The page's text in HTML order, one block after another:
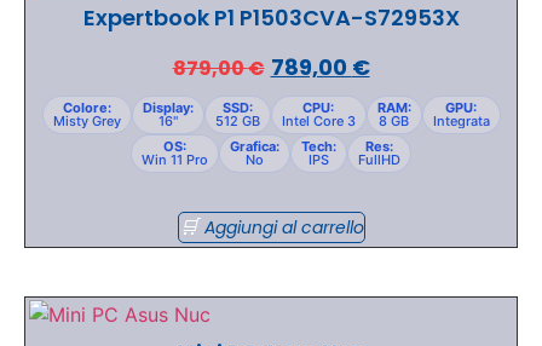
Expertbook P1 P1503CVA-S72953X
879,00€ 789,00 €
Colore:
Misty Grey
Display:
16"
SSD:
512 GB
CPU:
Intel Core 3
RAM:
8 GB
GPU:
Integrata
OS:
Win 11 Pro
Grafica:
No
Tech:
IPS
Res:
FullHD
Aggiungi al carrello